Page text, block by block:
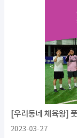
[우리동네 체육왕]
2023-03-27